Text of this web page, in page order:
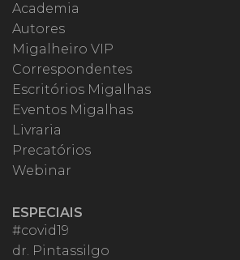
Academia
Autores
Migalheiro VIP
Correspondentes
Escritórios Migalhas
Eventos Migalhas
Livraria
Precatórios
Webinar
ESPECIAIS
#covid19
dr. Pintassilgo